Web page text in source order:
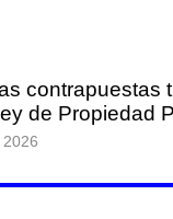
contrapuestas
de Propiedad